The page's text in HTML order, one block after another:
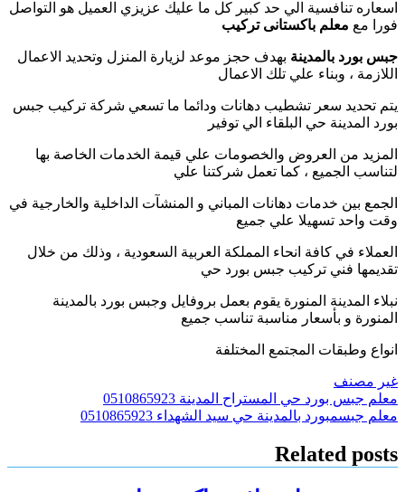
اسعاره تنافسية الي حد كبير كل ما عليك عزيزي العميل هو التواصل
فورا مع معلم باكستانى تركيب
جبس بورد بالمدينة بهدف حجز موعد لزيارة المنزل وتحديد الاعمال
اللازمة ، وبناء علي تلك الاعمال
يتم تحديد سعر تشطيب دهانات ودائما ما تسعي شركة تركيب جبس
بورد المدينة حي البلقاء الي توفير
المزيد من العروض والخصومات علي قيمة الخدمات الخاصة بها
لتناسب الجميع ، كما تعمل شركتنا علي
الجمع بين خدمات دهانات المباني و المنشآت الداخلية والخارجية في
وقت واحد تسهيلا علي جميع
العملاء في كافة انحاء المملكة العربية السعودية ، وذلك من خلال
تقديمها فني تركيب جبس بورد حي
نبلاء المدينة المنورة يقوم بعمل بروفايل وجبس بورد بالمدينة
المنورة و بأسعار مناسبة تناسب جميع
انواع وطبقات المجتمع المختلفة
غير مصنف
تصفّح
المقالات
معلم جبس بورد حي المستراح المدينة 0510865923
معلم جبسمبورد بالمدينة حي سيد الشهداء 0510865923
Related posts